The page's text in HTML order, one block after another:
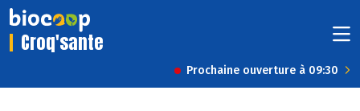
Croq'sante
Prochaine ouverture à 09:30